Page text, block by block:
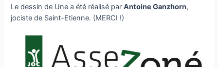
Le dessin de Une a été réalisé parAntoine Ganzhorn,
jociste de Saint-Etienne. (MERCI !)